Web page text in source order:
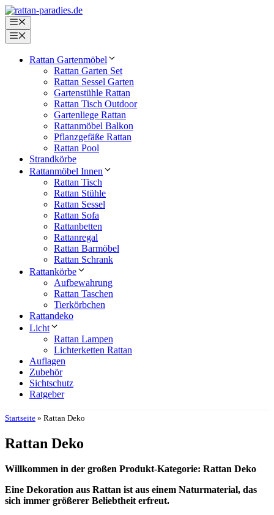
Zum
Inhalt
springen
Menü
Menü
Rattan Gartenmöbel
Rattan Garten Set
Rattan Sessel Garten
Gartenstühle Rattan
Rattan Tisch Outdoor
Gartenliege Rattan
Rattanmöbel Balkon
Pflanzgefäße Rattan
Rattan Pool
Strandkörbe
Rattanmöbel Innen
Rattan Tisch
Rattan Stühle
Rattan Sessel
Rattan Sofa
Rattanbetten
Rattanregal
Rattan Barmöbel
Rattan Schrank
Rattankörbe
Aufbewahrung
Rattan Taschen
Tierkörbchen
Rattandeko
Licht
Rattan Lampen
Lichterketten Rattan
Auflagen
Zubehör
Sichtschutz
Ratgeber
Startseite » Rattan Deko
Rattan Deko
Willkommen in der großen Produkt-Kategorie: Rattan Deko
Eine Dekoration aus Rattan ist aus einem Naturmaterial, das
sich immer größerer Beliebtheit erfreut.